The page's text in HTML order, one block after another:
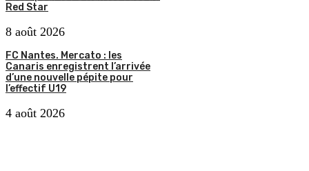
Red Star
8 août 2026
FC Nantes. Mercato : les
Canaris enregistrent l’arrivée
d’une nouvelle pépite pour
l’effectif U19
4 août 2026